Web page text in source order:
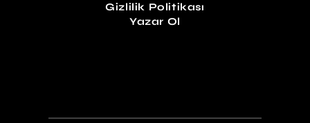
Gizlilik Politikası
Yazar Ol